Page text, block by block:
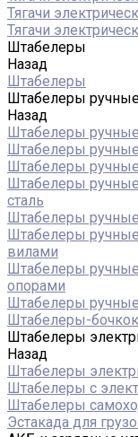
Тягачи
Тягачи
Штабелеры
Назад
Штабелеры
Штабелеры
Назад
Штабелеры ручные
Штабелеры
Штабелеры
Штабелеры
сталь
Штабелеры
Штабелеры
вилами
Штабелеры
опорами
Штабелеры
Штабелеры-
Штабелеры
Назад
Штабелеры
Штабелеры с
Штабелеры
Эстакада для